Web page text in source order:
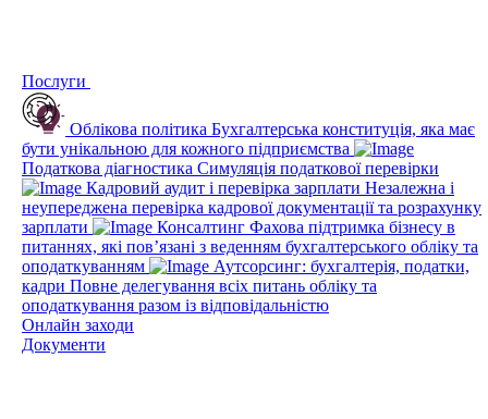
Послуги
Облікова політика Бухгалтерська конституція, яка має
бути унікальною для кожного підприємства
Податкова діагностика Симуляція податкової перевірки
Кадровий аудит і перевірка зарплати Незалежна і
неупереджена перевірка кадрової документації та розрахунку
зарплати
Консалтинг Фахова підтримка бізнесу в
питаннях, які пов’язані з веденням бухгалтерського обліку та
оподаткуванням
Аутсорсинг: бухгалтерія, податки,
кадри Повне делегування всіх питань обліку та
оподаткування разом із відповідальністю
Онлайн заходи
Документи